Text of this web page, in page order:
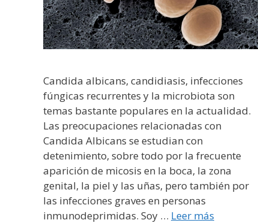
Candida albicans, candidiasis, infecciones
fúngicas recurrentes y la microbiota son
temas bastante populares en la actualidad.
Las preocupaciones relacionadas con
Candida Albicans se estudian con
detenimiento, sobre todo por la frecuente
aparición de micosis en la boca, la zona
genital, la piel y las uñas, pero también por
las infecciones graves en personas
inmunodeprimidas. Soy … Leer más